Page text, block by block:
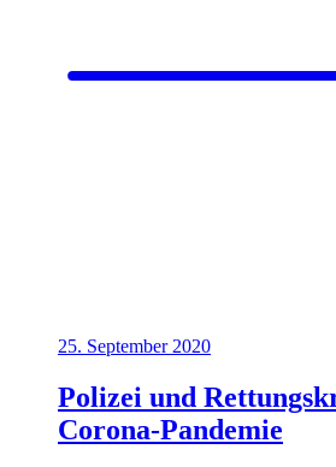
25. September 2020
Polizei und
Corona-Pandemie